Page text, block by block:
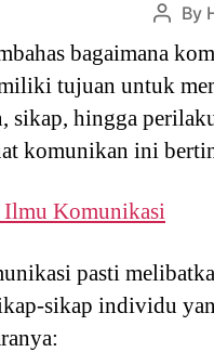
Post
author
By
bagaimana
tujuan untuk
sikap, hingga
komunikan ini
Ilmu Komunikasi
pasti
sikap individu